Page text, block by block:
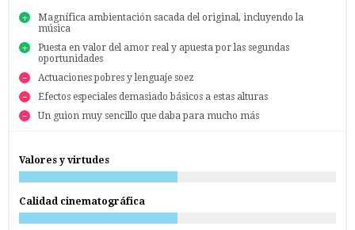
Magnífica ambientación sacada del original, incluyendo la
música
Puesta en valor del amor real y apuesta por las segundas
oportunidades
Actuaciones pobres y lenguaje soez
Efectos especiales demasiado básicos a estas alturas
Un guion muy sencillo que daba para mucho más
Valores y virtudes
Calidad cinematográfica